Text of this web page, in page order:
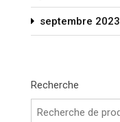
septembre 2023
Recherche